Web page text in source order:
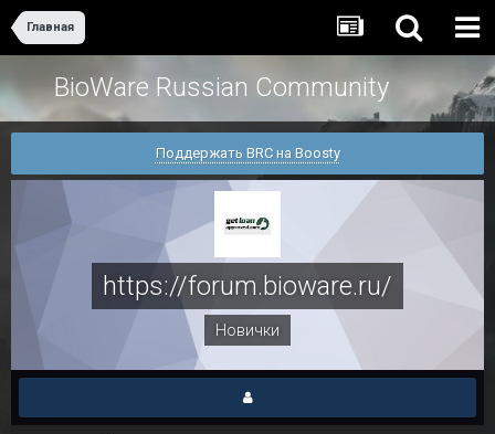
Главная
BioWare Russian Community
Поддержать BRC на Boosty
https://forum.bioware.ru/
Новички